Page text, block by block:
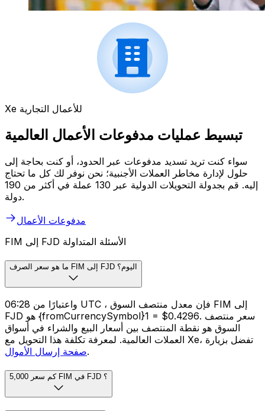
Xe للأعمال التجارية
تبسيط عمليات مدفوعات الأعمال العالمية
سواء كنت تريد تسديد مدفوعات عبر الحدود، أو كنت بحاجة إلى
حلول لإدارة مخاطر العملات الأجنبية؛ نحن نوفر لك كل ما تحتاج
إليه. قم بجدولة التحويلات الدولية عبر 130 عملة في أكثر من 190
دولة.
مدفوعات الأعمال
FIM إلى FJD الأسئلة المتداولة
ما هو سعر الصرف FIM إلى FJD اليوم؟
واعتبارًا من 06:28 UTC ، فإن معدل منتصف السوق FIM إلى
FJD هو {fromCurrencySymbol}1 = $0.4296. سعر منتصف
السوق هو نقطة المنتصف بين أسعار البيع والشراء في أسواق
العملات العالمية. لمعرفة تكلفة هذا التحويل مع Xe، تفضل بزيارة
صفحة إرسال الأموال.
كم سعر 5,000 FIM في FJD ؟